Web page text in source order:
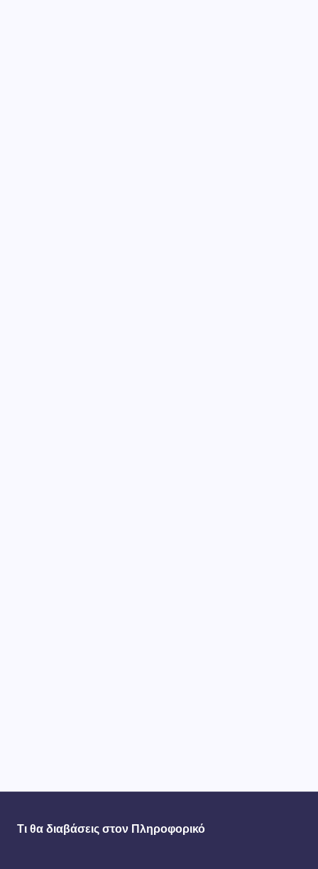
Τι θα διαβάσεις στον Πληροφορικό